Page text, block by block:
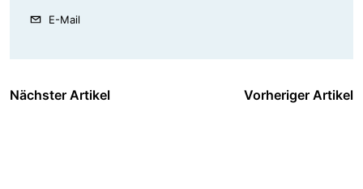
E-Mail
Nächster Artikel Vorheriger Artikel